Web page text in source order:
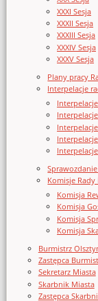
XXXI Sesja
XXXII Sesja
XXXIII Sesja
XXXIV Sesja
XXXV Sesja
Plany pracy
Interpelacje
Komisje
Komisja
Komisja
Komisja
Komisja
Burmistrz
Zastępca
Sekretarz Miasta
Skarbnik Miasta
Zastępca